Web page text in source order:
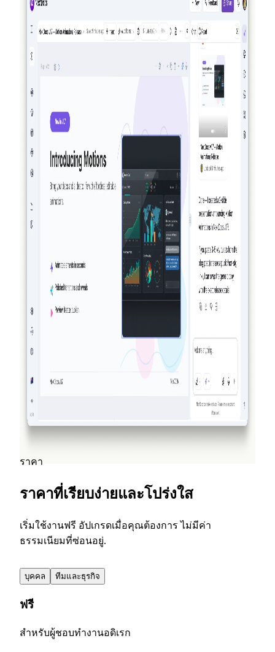
ของคุณ) ทุกครั้งที่มีคนลงทะเบียน — สูงสุดถึง 50
ดอลลาร์ต่อเดือน พร้อมหน้าโปรโมชั่นสาธารณะ รุ่น
Premium สำหรับ Pro+ และ Ultra และบทสรุปเกี่ยวกับ
หน่วยความจำ AI ที่หลายคนพลาดไป
อ่านเพิ่มเติม
แท้จริงที่เป็นตัวแทน: วิธีที่ NextDocs สร้าง ยืนยัน
และปรับปรุงเอกสารและงานนำเสนอของคุณ
NextDocs ไม่ใช่แค่สร้างและหวังผลลัพธ์ที่ดีที่สุดอีกต่อไป
ด้วยเวอร์ชัน 1.8 AI จะสร้างเอกสารของคุณ ตรวจสอบ
ภาพรวมของสิ่งที่สร้างขึ้น และปรับปรุงมัน — ทั้งหมด
ก่อนที่คุณจะเห็นผลลัพธ์ ไม่มีเครื่องมือ AI สำหรับ
เอกสารหรือการนำเสนอใดที่ทำเช่นนี้ได้
อ่านเพิ่มเติม
2026-03-14
NextDocs v1.7.0: การเคลื่อนไหวของอนิเมชัน,
การส่งออกวิดีโอ และอื่น ๆ
เพิ่มอนิเมชันเข้า-ออก และเน้นความสำคัญให้กับวัตถุใด
ก็ได้ในงานนำเสนอของคุณ NextDocs v1.7.0 มาพร้อมกับ
อนิเมชันเคลื่อนไหว การส่งออกวิดีโอ และประสบการณ์
อ่านเพิ่มเติม
ราคา
ราคาที่เรียบง่ายและโปร่งใส
เริ่มใช้งานฟรี อัปเกรดเมื่อคุณต้องการ ไม่มีค่า
ธรรมเนียมที่ซ่อนอยู่.
บุคคล ทีมและธุรกิจ
ฟรี
สำหรับผู้ชอบทำงานอดิเรก